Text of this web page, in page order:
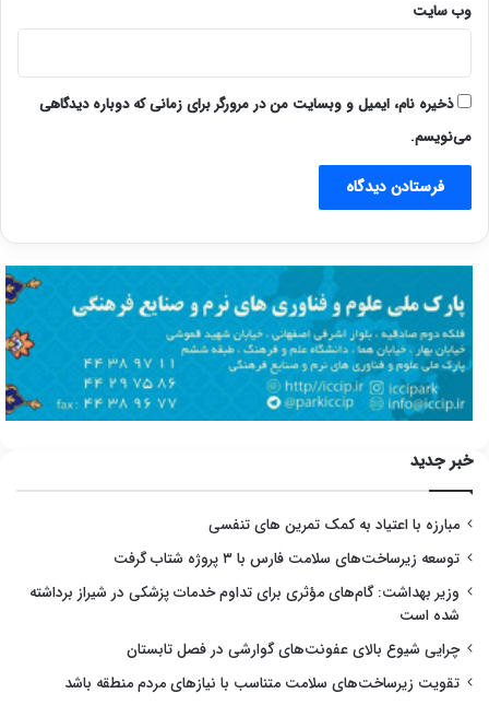
وب‌ سایت
ذخیره نام، ایمیل و وبسایت من در مرورگر برای زمانی که دوباره دیدگاهی
می‌نویسم.
خبر جدید
مبارزه با اعتیاد به کمک تمرین های تنفسی
توسعه زیرساخت‌های سلامت فارس با ۳ پروژه شتاب گرفت
وزیر بهداشت: گام‌های مؤثری برای تداوم خدمات پزشکی در شیراز برداشته
شده است
چرایی شیوع بالای عفونت‌های گوارشی در فصل تابستان
تقویت زیرساخت‌های سلامت متناسب با نیازهای مردم منطقه باشد